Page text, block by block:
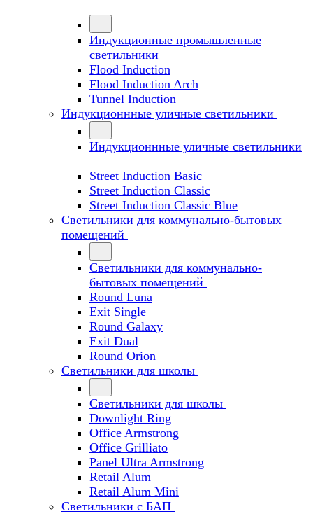
Индукционные промышленные
светильники
Flood Induction
Flood Induction Arch
Tunnel Induction
Индукционнные уличные светильники
Индукционнные уличные светильники
Street Induction Basic
Street Induction Classic
Street Induction Classic Blue
Светильники для коммунально-бытовых
помещений
Светильники для коммунально-
бытовых помещений
Round Luna
Exit Single
Round Galaxy
Exit Dual
Round Orion
Светильники для школы
Светильники для школы
Downlight Ring
Office Armstrong
Office Grilliato
Panel Ultra Armstrong
Retail Alum
Retail Alum Mini
Светильники с БАП